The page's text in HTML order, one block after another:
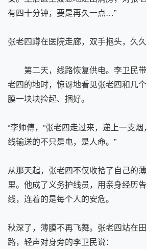
有四十分钟，要是再久一点…”
张老四蹲在医院走廊，双手抱头，久久
第二天，线路恢复供电。李卫民带
老四的地时，惊讶地看见张老四和几
膜一块块捡起、捆好。
“李师傅，”张老四走过来，递上一支
线输送的不只是电，是人命。”
从那天起，张老四不仅收拾了自己的
里。他成了义务护线员，用亲身经历
线，连着的是每个人的安危。
秋深了，薄膜不再飞舞。张老四站在
路，轻声对身旁的李卫民说：